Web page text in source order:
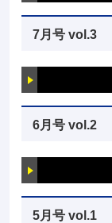
7月号 vol.3
6月号 vol.2
5月号 vol.1